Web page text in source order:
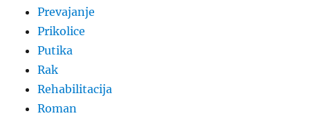
Prevajanje
Prikolice
Putika
Rak
Rehabilitacija
Roman